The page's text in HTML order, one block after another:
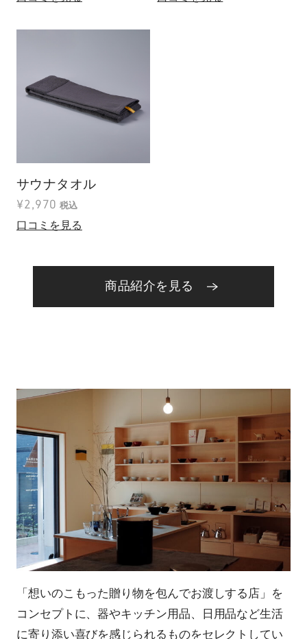
サウナタオル
¥2,970 税込
口コミを見る
商品紹介を見る
「想いのこもった贈り物を包んでお渡しする店」を
コンセプトに、器やキッチン用品、日用品など生活
に寄り添い喜びを感じられるものをセレクトしてい